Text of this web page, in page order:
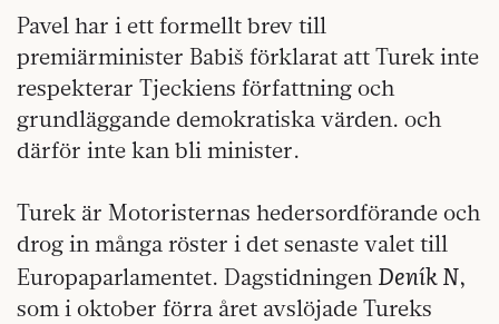
Pavel har i ett formellt brev till
premiärminister Babiš förklarat att Turek inte
respekterar Tjeckiens författning och
grundläggande demokratiska värden. och
därför inte kan bli minister.
Turek är Motoristernas hedersordförande och
drog in många röster i det senaste valet till
Europaparlamentet. Dagstidningen Deník N,
som i oktober förra året avslöjade Tureks